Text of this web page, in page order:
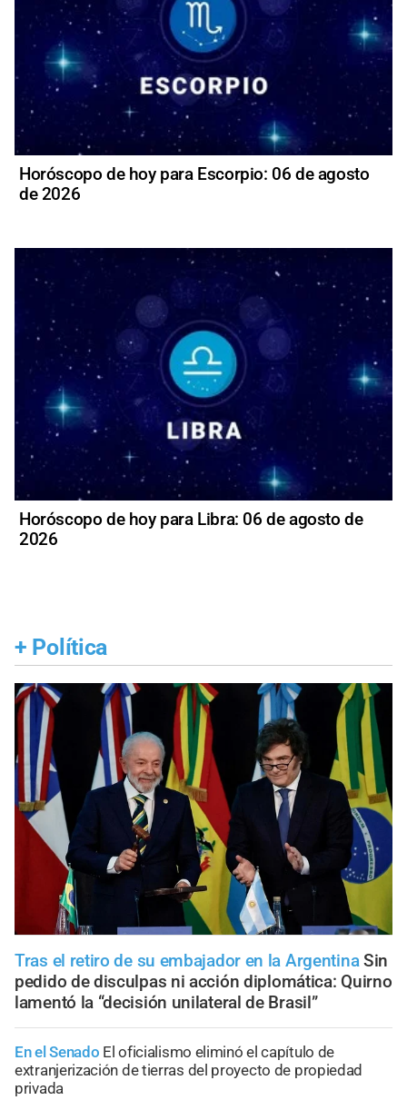
Horóscopo de hoy para Escorpio: 06 de agosto
de 2026
Horóscopo de hoy para Libra: 06 de agosto de
2026
+ Política
Tras el retiro de su embajador en la Argentina Sin
pedido de disculpas ni acción diplomática: Quirno
lamentó la “decisión unilateral de Brasil”
En el Senado El oficialismo eliminó el capítulo de
extranjerización de tierras del proyecto de propiedad
privada